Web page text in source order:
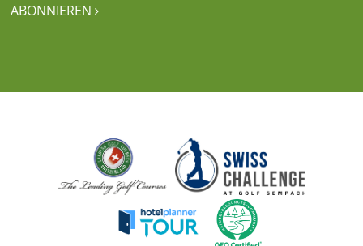
ABONNIEREN